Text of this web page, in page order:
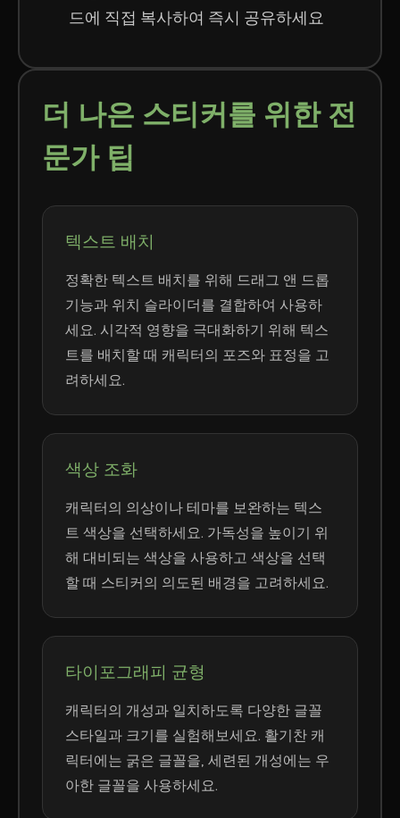
드에 직접 복사하여 즉시 공유하세요
더 나은 스티커를 위한 전
문가 팁
텍스트 배치
정확한 텍스트 배치를 위해 드래그 앤 드롭
기능과 위치 슬라이더를 결합하여 사용하
세요. 시각적 영향을 극대화하기 위해 텍스
트를 배치할 때 캐릭터의 포즈와 표정을 고
려하세요.
색상 조화
캐릭터의 의상이나 테마를 보완하는 텍스
트 색상을 선택하세요. 가독성을 높이기 위
해 대비되는 색상을 사용하고 색상을 선택
할 때 스티커의 의도된 배경을 고려하세요.
타이포그래피 균형
캐릭터의 개성과 일치하도록 다양한 글꼴
스타일과 크기를 실험해보세요. 활기찬 캐
릭터에는 굵은 글꼴을, 세련된 개성에는 우
아한 글꼴을 사용하세요.